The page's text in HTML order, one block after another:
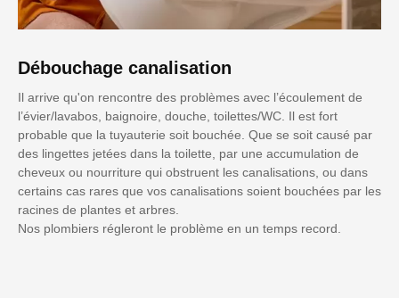
Débouchage canalisation
Il arrive qu'on rencontre des problèmes avec l’écoulement de
l’évier/lavabos, baignoire, douche, toilettes/WC. Il est fort
probable que la tuyauterie soit bouchée. Que se soit causé par
des lingettes jetées dans la toilette, par une accumulation de
cheveux ou nourriture qui obstruent les canalisations, ou dans
certains cas rares que vos canalisations soient bouchées par les
racines de plantes et arbres.
Nos plombiers régleront le problème en un temps record.